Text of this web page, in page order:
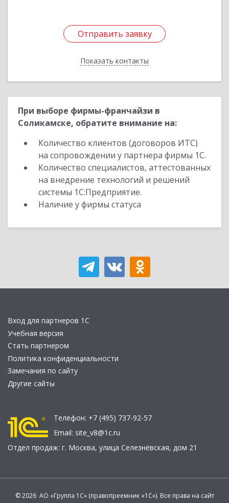
Отправить заявку
Показать контакты
Отправить заявку
Назад
При выборе фирмы-франчайзи в
Соликамске, обратите внимание на:
Количество клиентов (договоров ИТС)
на сопровождении у партнера фирмы 1С.
Количество специалистов, аттестованных
на внедрение технологий и решений
системы 1С:Предприятие.
Наличие у фирмы статуса
Вход для партнеров 1С
Учебная версия
Стать партнером
Политика конфиденциальности
Замечания по сайту
Другие сайты
Телефон: +7 (495) 737-92-57
Email: site_v8@1c.ru
Отдел продаж: г. Москва, улица Селезнёвская, дом 21
© 2026 АО «Группа 1С» (правопреемник «1С»). Все права на сайт